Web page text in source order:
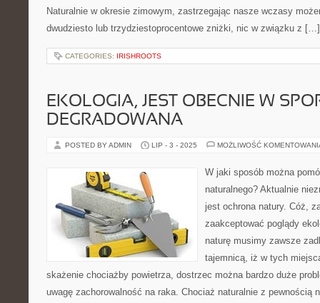
Naturalnie w okresie zimowym, zastrzegając nasze wczasy
dwudziesto lub trzydziestoprocentowe zniżki, nic w związku z […]
CATEGORIES: IRISHROOTS
EKOLOGIA, JEST OBECNIE W
DEGRADOWANA
POSTED BY ADMIN LIP - 3 - 2025 MOŻLIWOŚĆ
W jaki sposób można
naturalnego? Aktualnie
jest ochrona natury. Cóż,
zaakceptować poglądy
naturę musimy zawsze
tajemnicą, iż w tych
skażenie chociażby powietrza, dostrzec można bardzo duże
uwagę zachorowalność na raka. Chociaż naturalnie z pewnością